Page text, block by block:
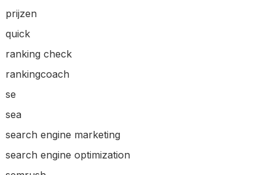
prijzen
quick
ranking check
rankingcoach
se
sea
search engine marketing
search engine optimization